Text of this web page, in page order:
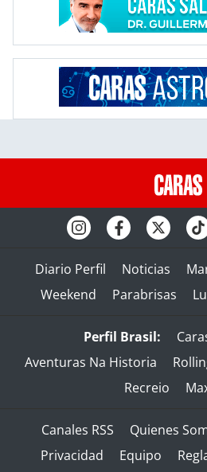
Diario Perfil Noticias
Weekend
Parabrisas
Perfil Brasil:
Aventuras Na Historia
Recreio
Canales RSS Quienes
Privacidad
Equipo